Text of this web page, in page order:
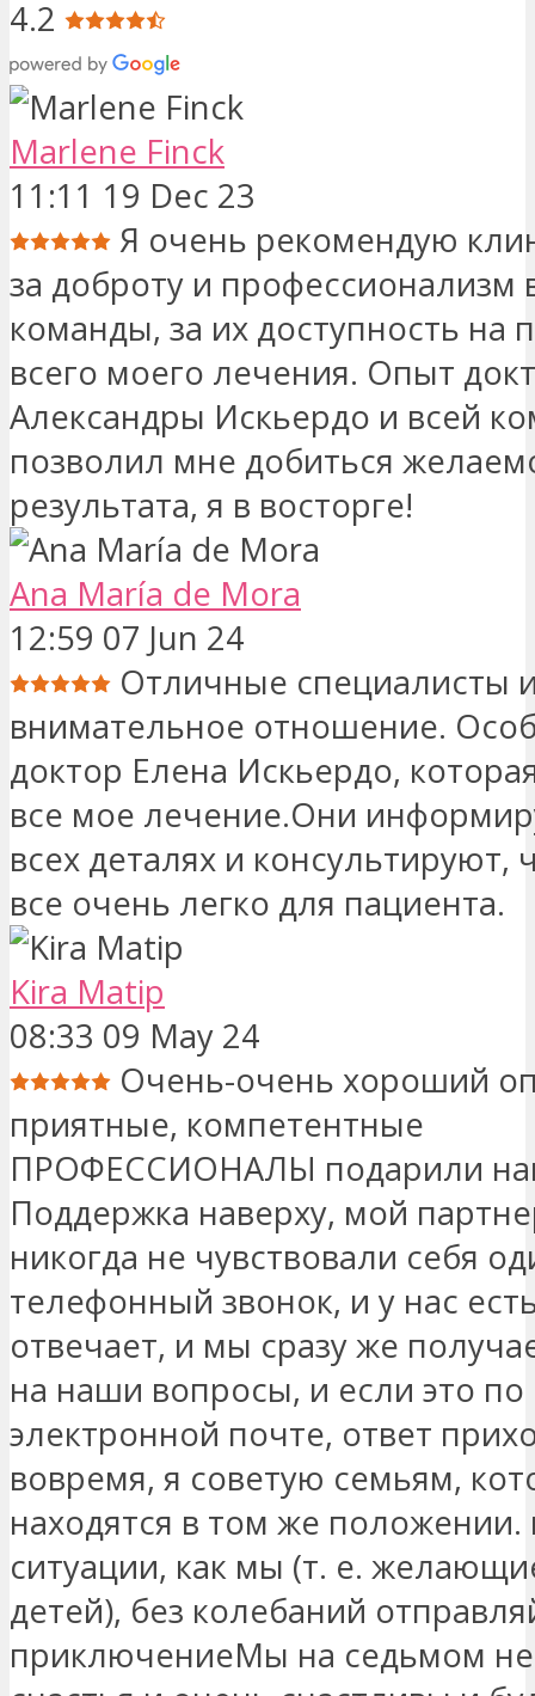
4.2
Marlene Finck
11:11 19 Dec 23
Я очень рекомендую
за доброту и профессионализм
команды, за их доступность на
всего моего лечения. Опыт
Александры Искьердо и всей
позволил мне добиться
результата, я в восторге!
Ana María de Mora
12:59 07 Jun 24
Отличные специалисты
внимательное отношение.
доктор Елена Искьердо,
все мое лечение.Они
всех деталях и консультируют,
все очень легко для пациента.
Kira Matip
08:33 09 May 24
Очень-очень хороший
приятные, компетентные
ПРОФЕССИОНАЛЫ подарили
Поддержка наверху, мой
никогда не чувствовали себя
телефонный звонок, и у нас
отвечает, и мы сразу же
на наши вопросы, и если это по
электронной почте, ответ
вовремя, я советую семьям,
находятся в том же положении.
ситуации, как мы (т. е.
детей), без колебаний
приключениеМы на седьмом